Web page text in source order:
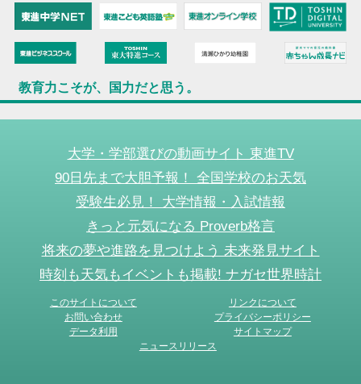
教育力こそが、国力だと思う。
大学・学部選びの動画サイト 東進TV
90日先まで大胆予報！ 全国学校のお天気
受験生必見！ 大学情報・入試情報
きっと元気になる Proverb格言
将来の夢や進路を見つけよう 未来発見サイト
時刻も天気もイベントも掲載! ナガセ世界時計
このサイトについて
リンクについて
お問い合わせ
プライバシーポリシー
データ利用
サイトマップ
ニュースリリース